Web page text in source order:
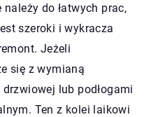
do łatwych prac,
szeroki i wykracza
Jeżeli
się z wymianą
lub podłogami
Ten z kolei laikowi